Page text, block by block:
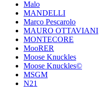
Malo
MANDELLI
Marco Pescarolo
MAURO OTTAVIANI
MONTECORE
MooRER
Moose Knuckles
Moose Knuckles©️
MSGM
N21